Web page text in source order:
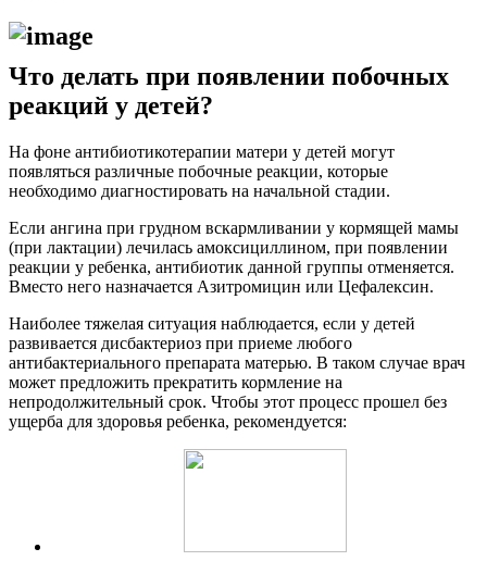
Что делать при появлении побочных
реакций у детей?
На фоне антибиотикотерапии матери у детей могут
появляться различные побочные реакции, которые
необходимо диагностировать на начальной стадии.
Если ангина при грудном вскармливании у кормящей мамы
(при лактации) лечилась амоксициллином, при появлении
реакции у ребенка, антибиотик данной группы отменяется.
Вместо него назначается Азитромицин или Цефалексин.
Наиболее тяжелая ситуация наблюдается, если у детей
развивается дисбактериоз при приеме любого
антибактериального препарата матерью. В таком случае врач
может предложить прекратить кормление на
непродолжительный срок. Чтобы этот процесс прошел без
ущерба для здоровья ребенка, рекомендуется: